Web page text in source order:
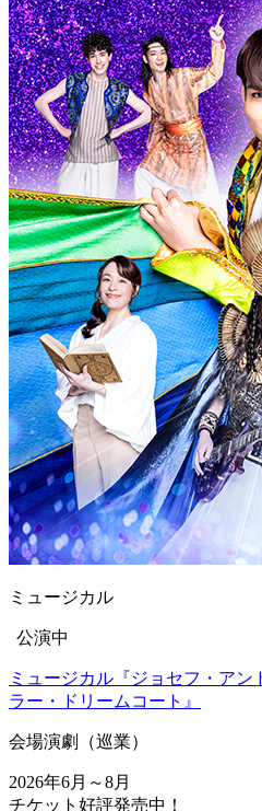
ミュージカル
公演中
ミュージカル『ジョセフ・ア
ラー・ドリームコート』
会場演劇（巡業）
2026年6月～8月
チケット好評発売中！